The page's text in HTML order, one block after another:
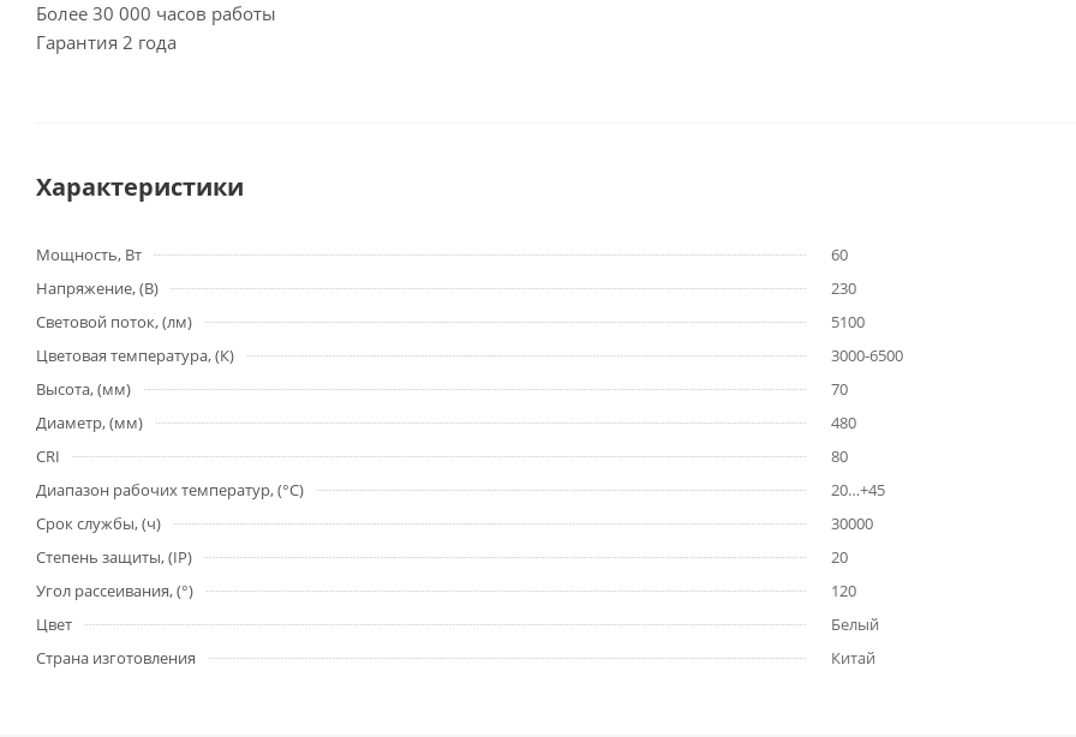
Более 30 000 часов работы
Гарантия 2 года
Характеристики
Мощность, Вт
60
Напряжение, (В)
230
Световой поток, (лм)
5100
Цветовая температура, (К)
3000-6500
Высота, (мм)
70
Диаметр, (мм)
480
CRI
80
Диапазон рабочих температур, (°С)
20…+45
Срок службы, (ч)
30000
Степень защиты, (IP)
20
Угол рассеивания, (°)
120
Цвет
Белый
Страна изготовления
Китай